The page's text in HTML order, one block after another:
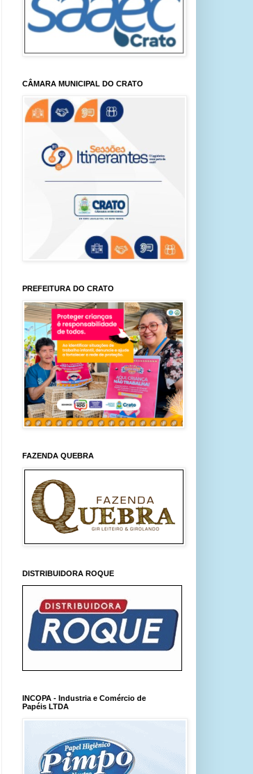
CÂMARA MUNICIPAL DO CRATO
PREFEITURA DO CRATO
FAZENDA QUEBRA
DISTRIBUIDORA ROQUE
INCOPA - Industria e Comércio de
Papéis LTDA